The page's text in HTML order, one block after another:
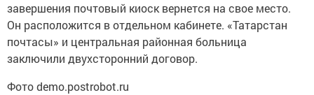
завершения почтовый киоск вернется на свое место.
Он расположится в отдельном кабинете. «Татарстан
почтасы» и центральная районная больница
заключили двухсторонний договор.
Фото demo.postrobot.ru